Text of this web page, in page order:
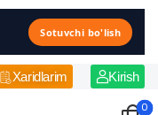
Sotuvchi bo'lish
Xaridlarim Kirish
0